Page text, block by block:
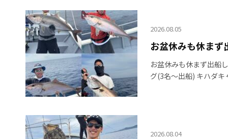
2026.08.05
お盆休みも休ま
お盆休みも休まず出船
グ(3名〜出船) キハダ
2026.08.04